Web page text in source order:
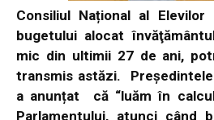
Consiliul Național al Elevilor
bugetului alocat
mic din ultimii 27 de ani,
transmis astăzi. Președintele
a anunțat că “luăm în
Parlamentului, atunci când